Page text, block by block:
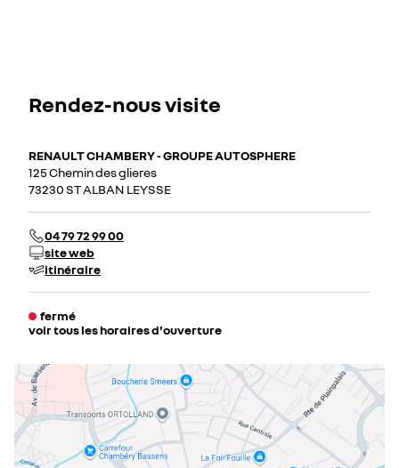
Rendez-nous visite
RENAULT CHAMBERY - GROUPE AUTOSPHERE
125 Chemin des glieres
73230 ST ALBAN LEYSSE
04 79 72 99 00
site web
itinéraire
fermé
voir tous les horaires d'ouverture
mardi
08:00 - 12:00
14:00 - 19:00
mercredi
08:00 - 12:0014:00 - 19:00
jeudi
08:00 - 12:0014:00 - 19:00
vendredi
08:00 - 12:00 14:00 - 19:00
samedi
08:00 - 12:0014:00 - 19:00
dimanche
fermé